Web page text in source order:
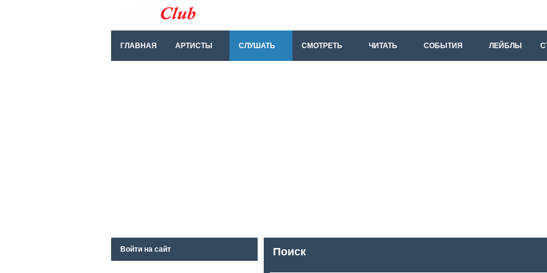
ГЛАВНАЯ АРТИСТЫ СЛУШАТЬ СМОТРЕТЬ ЧИТАТЬ СОБЫТИЯ ЛЕЙБЛЫ
Поиск
Войти на сайт